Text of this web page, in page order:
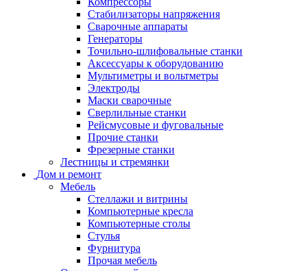
Стабилизаторы напряжения
Сварочные аппараты
Генераторы
Точильно-шлифовальные станки
Аксессуары к оборудованию
Мультиметры и вольтметры
Электроды
Маски сварочные
Сверлильные станки
Рейсмусовые и фуговальные
Прочие станки
Фрезерные станки
Лестницы и стремянки
Дом и ремонт
Мебель
Стеллажи и витрины
Компьютерные кресла
Компьютерные столы
Стулья
Фурнитура
Прочая мебель